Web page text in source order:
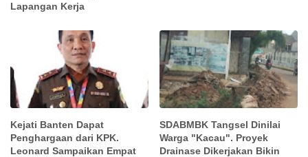
Lapangan Kerja
Kejati Banten Dapat
Penghargaan dari KPK.
Leonard Sampaikan Empat
SDABMBK Tangsel Dinilai
Warga "Kacau". Proyek
Drainase Dikerjakan Bikin